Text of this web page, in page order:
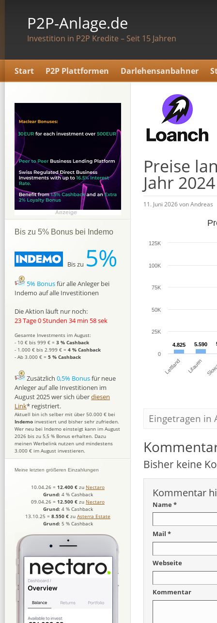
P2P-Anlage.de
Investition in P2P Kredite – Seit 15 Jahren
Start P2P Plattformen Darlehensanbahner
Preise
Jahr 2024
11. Juni 2026 von Andreas
4.825
4.825 5.590
5.590
Lettland Litauen
0
25K
50K
75K
100K
125K
Eingetragen in
Bisher keine
Kommentar
Name *
Mail *
Webseite
Kommentar
Bis zu 5% Bonus bei Indemo
Bis zu 5%
5% Bonusfür alle Anleger bei
Indemo auf alle Investitionen
Die Aktion läuft nur noch:
23 Tage 0 Stunden 34 min 57 sek
Gesamte Investments im August:
- 10 € bis 999 € = 3 % Cashback
- 1.000 € bis 2.999 € = 4 % Cashback
- Ab 3.000 € = 5 % Cashback
Zusätzlich 0,5% Bonusfür neue
Anleger auf alle Investitionen im
August 2025 wer sich überdiesen
Link* registriert.
Aktuell bin ich selber mit über 50.000 € bei
Indemo investiert und bisher sehr zufrieden.
Wer neu bei Indemo einsteigt kann im August
2026 bis zu 5,5 % Bonus erhalten. Dazu
meinen Werbelink nutzen und mindestens
3.000 € im August investieren.
Meine letzten größeren Einzahlungen
10.04.26 = 12.400 € zu Nectaro
Grund: 4 % Cashback
09.04.26 = 12.500 € zu Nectaro
Grund: 4 % Cashback
13.10.25 = 8.550 € zu Asterra Estate
Grund: 5 % Cashback